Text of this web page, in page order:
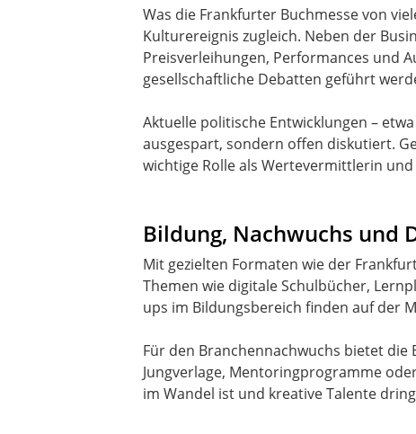
Was die Frankfurter Buchmesse von
Kulturereignis zugleich. Neben der
Preisverleihungen, Performances und
gesellschaftliche Debatten geführt
Aktuelle politische Entwicklungen –
ausgespart, sondern offen diskutiert.
wichtige Rolle als Wertevermittlerin
Bildung, Nachwuchs und
Mit gezielten Formaten wie der
Themen wie digitale Schulbücher,
ups im Bildungsbereich finden auf der
Für den Branchennachwuchs bietet
Jungverlage, Mentoringprogramme
im Wandel ist und kreative Talente